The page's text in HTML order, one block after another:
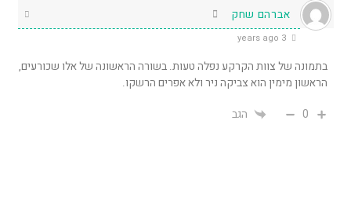
אברהם שחק
בתמונה של צוות הקרקע נפלה טעות. בשורה הראשונה של אלו שכורעים,
הראשון מימין הוא צביקה ניר ולא אפרים הרשקו.
0 הגב